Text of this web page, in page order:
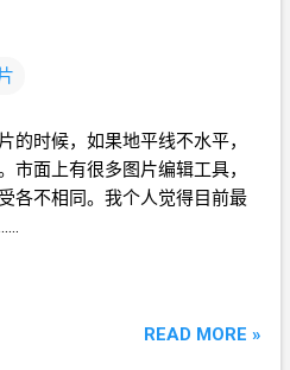
的时候，如果地平线不水平，
市面上有很多图片编辑工具，
各不相同。我个人觉得目前最
READ MORE »